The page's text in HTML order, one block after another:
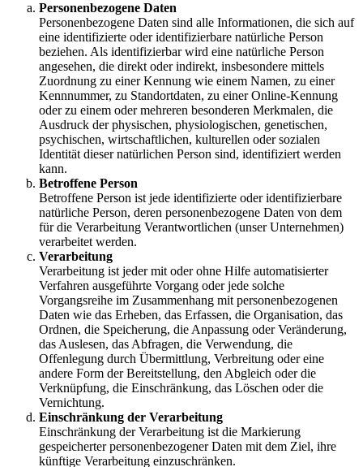
Personenbezogene Daten
Personenbezogene Daten sind alle Informationen, die sich auf
eine identifizierte oder identifizierbare natürliche Person
beziehen. Als identifizierbar wird eine natürliche Person
angesehen, die direkt oder indirekt, insbesondere mittels
Zuordnung zu einer Kennung wie einem Namen, zu einer
Kennnummer, zu Standortdaten, zu einer Online-Kennung
oder zu einem oder mehreren besonderen Merkmalen, die
Ausdruck der physischen, physiologischen, genetischen,
psychischen, wirtschaftlichen, kulturellen oder sozialen
Identität dieser natürlichen Person sind, identifiziert werden
kann.
Betroffene Person
Betroffene Person ist jede identifizierte oder identifizierbare
natürliche Person, deren personenbezogene Daten von dem
für die Verarbeitung Verantwortlichen (unser Unternehmen)
verarbeitet werden.
Verarbeitung
Verarbeitung ist jeder mit oder ohne Hilfe automatisierter
Verfahren ausgeführte Vorgang oder jede solche
Vorgangsreihe im Zusammenhang mit personenbezogenen
Daten wie das Erheben, das Erfassen, die Organisation, das
Ordnen, die Speicherung, die Anpassung oder Veränderung,
das Auslesen, das Abfragen, die Verwendung, die
Offenlegung durch Übermittlung, Verbreitung oder eine
andere Form der Bereitstellung, den Abgleich oder die
Verknüpfung, die Einschränkung, das Löschen oder die
Vernichtung.
Einschränkung der Verarbeitung
Einschränkung der Verarbeitung ist die Markierung
gespeicherter personenbezogener Daten mit dem Ziel, ihre
künftige Verarbeitung einzuschränken.